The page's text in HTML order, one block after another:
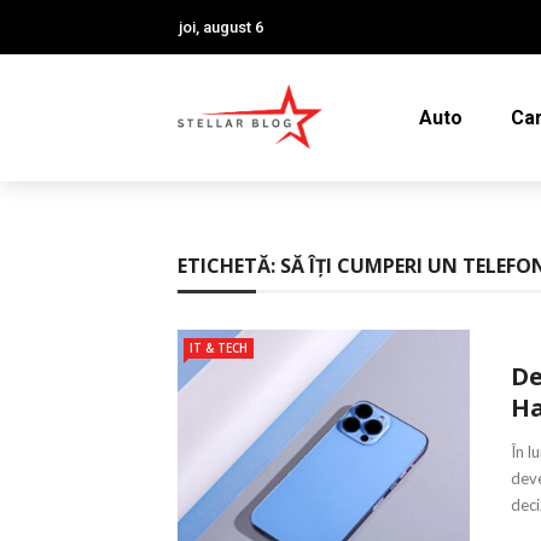
joi, august 6
Auto
ETICHETĂ: SĂ ÎȚI CUMPERI UN
IT & TECH
În